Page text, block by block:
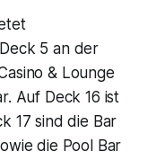
5 an der
& Lounge
Auf Deck 16 ist
17 sind die Bar
die Pool Bar